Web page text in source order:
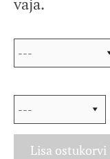
Lisa ostukorvi